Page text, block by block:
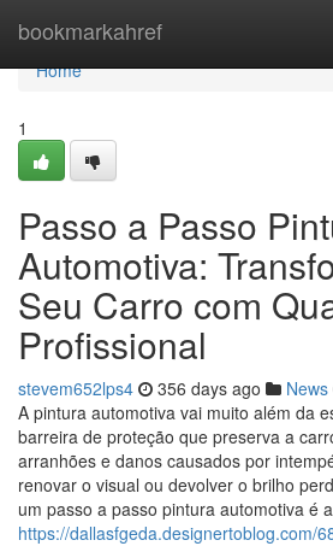
bookmarkahref
Home
Home
1
Passo a Passo
Automotiva:
Seu Carro com
Profissional
stevem652lps4 356 days ago News
A pintura automotiva vai muito além da
barreira de proteção que preserva a
arranhões e danos causados por
renovar o visual ou devolver o brilho
um passo a passo pintura automotiva é
https://dallasfgeda.designertoblog.com/